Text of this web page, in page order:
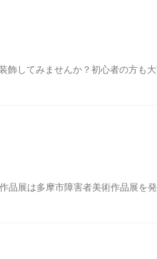
してみませんか？初心者の方も
展は多摩市障害者美術作品展を